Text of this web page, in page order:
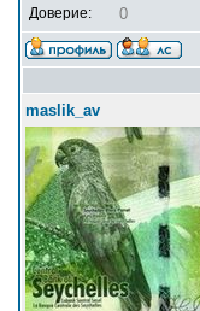
Доверие: 0
maslik_av